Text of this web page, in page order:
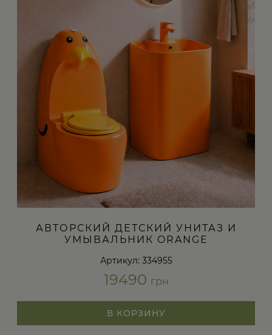
АВТОРСКИЙ ДЕТСКИЙ УНИТАЗ И
УМЫВАЛЬНИК ORANGE
Артикул: 334955
19490 грн
В КОРЗИНУ